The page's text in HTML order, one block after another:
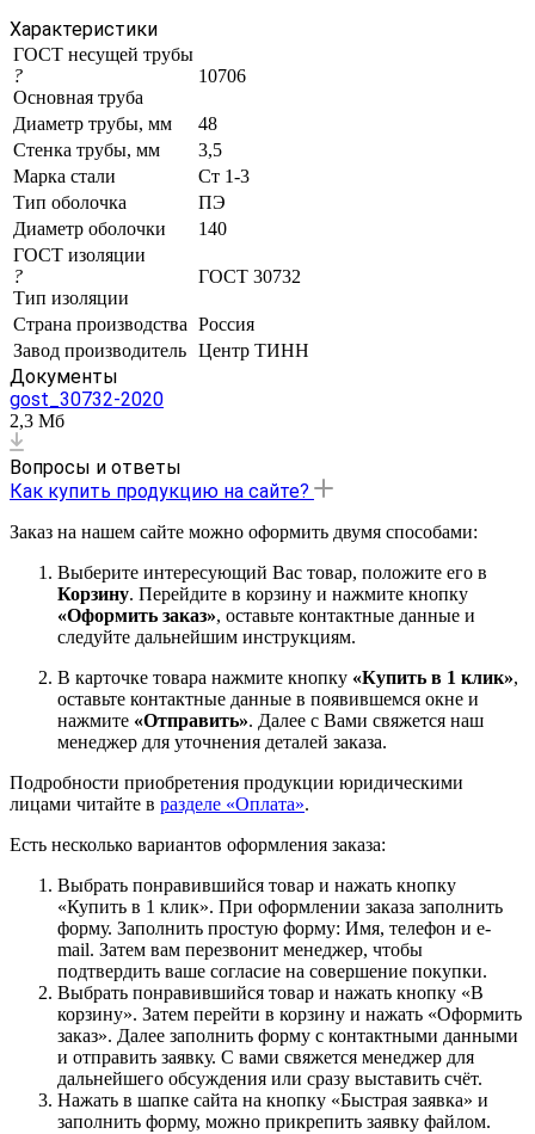
Характеристики
ГОСТ несущей трубы
?
Основная труба
10706
Диаметр трубы, мм
48
Стенка трубы, мм
3,5
Марка стали
Ст 1-3
Тип оболочка
ПЭ
Диаметр оболочки
140
ГОСТ изоляции
?
Тип изоляции
ГОСТ 30732
Страна производства Россия
Завод производитель Центр ТИНН
Документы
gost_30732-2020
2,3 Мб
Вопросы и ответы
Как купить продукцию на сайте?
Заказ на нашем сайте можно оформить двумя способами:
Выберите интересующий Вас товар, положите его в
Корзину. Перейдите в корзину и нажмите кнопку
«Оформить заказ», оставьте контактные данные и
следуйте дальнейшим инструкциям.
В карточке товара нажмите кнопку «Купить в 1 клик»,
оставьте контактные данные в появившемся окне и
нажмите «Отправить». Далее с Вами свяжется наш
менеджер для уточнения деталей заказа.
Подробности приобретения продукции юридическими
лицами читайте в разделе «Оплата».
Есть несколько вариантов оформления заказа:
Выбрать понравившийся товар и нажать кнопку
«Купить в 1 клик». При оформлении заказа заполнить
форму. Заполнить простую форму: Имя, телефон и e-
mail. Затем вам перезвонит менеджер, чтобы
подтвердить ваше согласие на совершение покупки.
Выбрать понравившийся товар и нажать кнопку «В
корзину». Затем перейти в корзину и нажать «Оформить
заказ». Далее заполнить форму с контактными данными
и отправить заявку. С вами свяжется менеджер для
дальнейшего обсуждения или сразу выставить счёт.
Нажать в шапке сайта на кнопку «Быстрая заявка» и
заполнить форму, можно прикрепить заявку файлом.